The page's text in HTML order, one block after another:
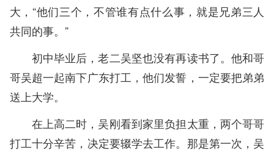
大，“他们三个，不管谁有点什么事，就是兄弟三人
共同的事。”
初中毕业后，老二吴坚也没有再读书了。他和哥
哥吴超一起南下广东打工，他们发誓，一定要把弟弟
送上大学。
在上高二时，吴刚看到家里负担太重，两个哥哥
打工十分辛苦，决定要辍学去工作。那是第一次，吴